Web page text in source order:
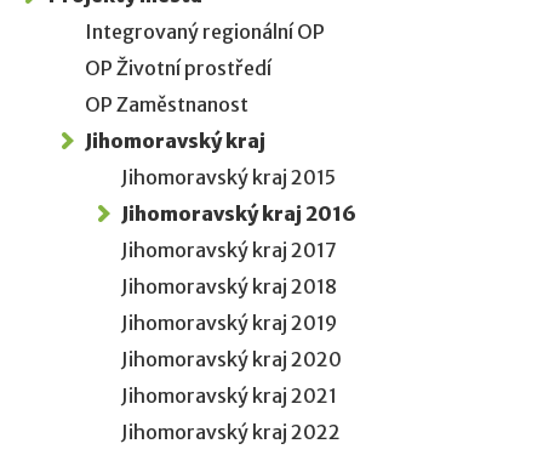
Integrovaný regionální OP
OP Životní prostředí
OP Zaměstnanost
Jihomoravský kraj
Jihomoravský kraj 2015
Jihomoravský kraj 2016
Jihomoravský kraj 2017
Jihomoravský kraj 2018
Jihomoravský kraj 2019
Jihomoravský kraj 2020
Jihomoravský kraj 2021
Jihomoravský kraj 2022